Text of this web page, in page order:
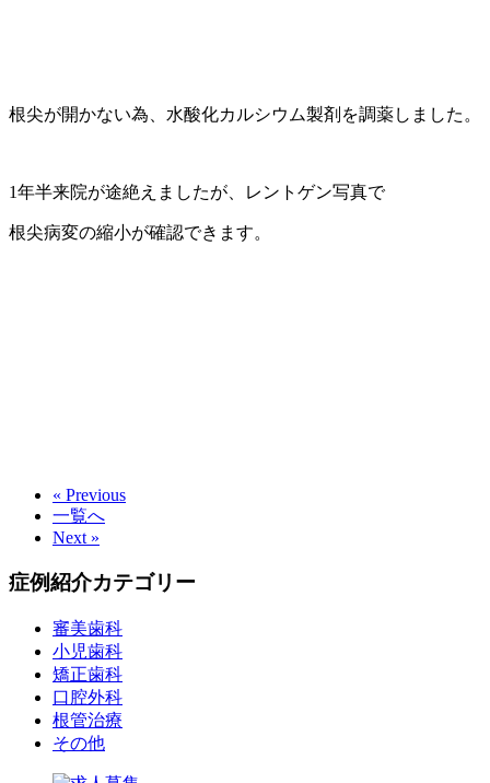
根尖が開かない為、水酸化カルシウム製剤を調薬しました。
1年半来院が途絶えましたが、レントゲン写真で
根尖病変の縮小が確認できます。
« Previous
一覧へ
Next »
症例紹介カテゴリー
審美歯科
小児歯科
矯正歯科
口腔外科
根管治療
その他